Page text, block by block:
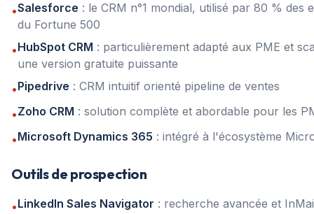
•Salesforce : le CRM n°1 mondial, utilisé par 80 % des
du Fortune 500
•HubSpot CRM : particulièrement adapté aux PME et
une version gratuite puissante
•Pipedrive : CRM intuitif orienté pipeline de ventes
•Zoho CRM : solution complète et abordable pour les
•Microsoft Dynamics 365 : intégré à l'écosystème
Outils de prospection
•LinkedIn Sales Navigator : recherche avancée et